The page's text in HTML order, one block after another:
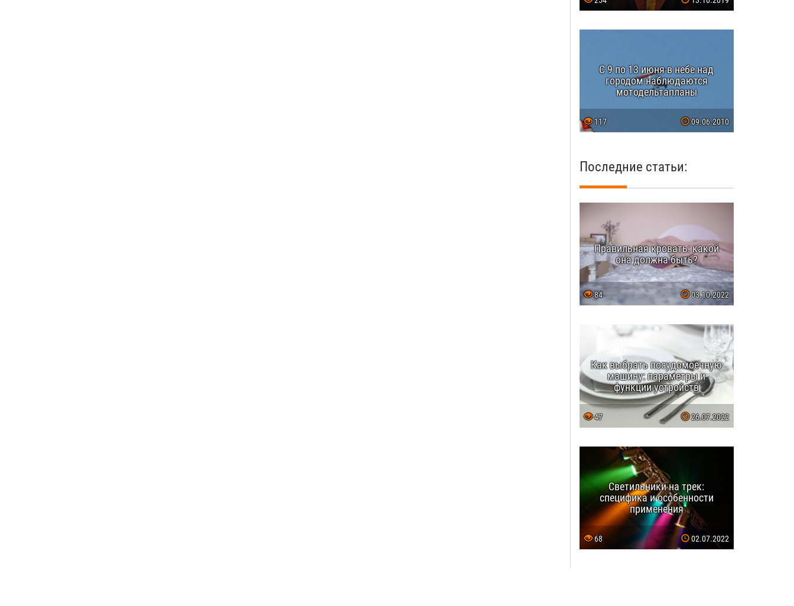
С 9 по 13 июня в небе над
городом наблюдаются
мотодельтапланы
117 09.06.2010
Последние статьи:
Правильная кровать: какой
она должна быть?
84 03.10.2022
Как выбрать посудомоечную
машину: параметры и
функции устройств
47 26.07.2022
Светильники на трек:
специфика и особенности
применения
68 02.07.2022